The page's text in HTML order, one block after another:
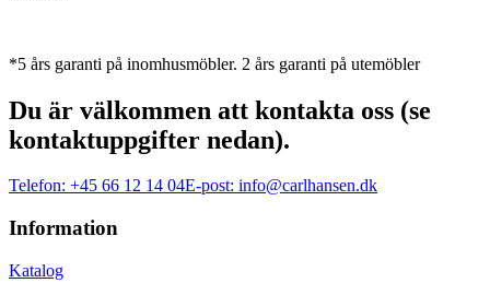
*5 års garanti på inomhusmöbler. 2 års garanti på utemöbler
Du är välkommen att kontakta oss (se
kontaktuppgifter nedan).
Telefon: +45 66 12 14 04E-post: info@carlhansen.dk
Information
Katalog